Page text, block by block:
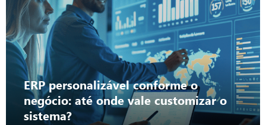
ERP personalizável conforme o
negócio: até onde vale customizar o
sistema?